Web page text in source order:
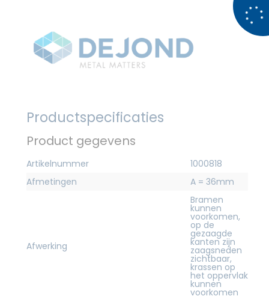
Productspecificaties
Product gegevens
Artikelnummer
1000818
Afmetingen
A = 36mm
Afwerking
Bramen
kunnen
voorkomen,
op de
gezaagde
kanten zijn
zaagsneden
zichtbaar,
krassen op
het oppervlak
kunnen
voorkomen